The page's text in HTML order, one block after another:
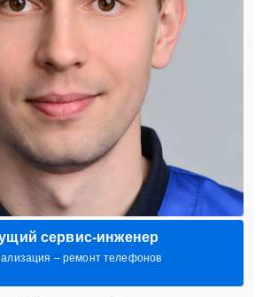
сервис-инженер
– ремонт телефонов